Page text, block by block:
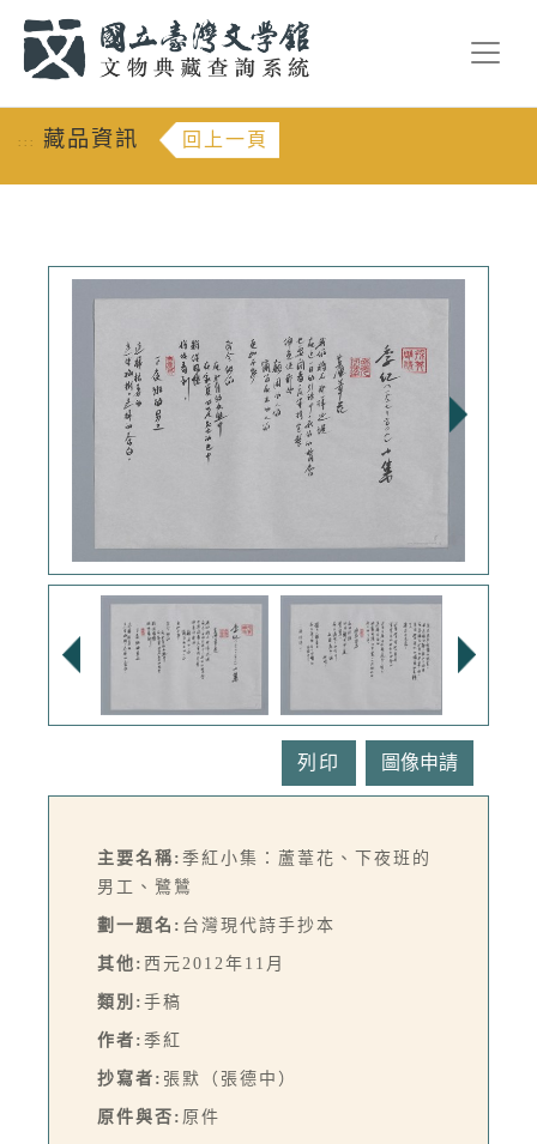
::: 藏品資訊 回上一頁
列印
主要名稱: 季紅小集：蘆葦花、下夜班的
男工、鷺鷥
劃一題名: 台灣現代詩手抄本
其他: 西元2012年11月
類別: 手稿
作者: 季紅
抄寫者: 張默（張德中）
原件與否: 原件